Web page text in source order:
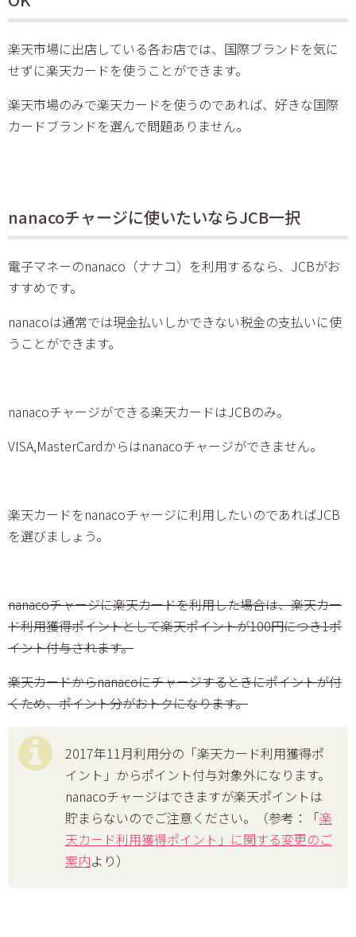
楽天市場に出店している各お店では、国際ブランドを気に
せずに楽天カードを使うことができます。
楽天市場のみで楽天カードを使うのであれば、好きな国際
カードブランドを選んで問題ありません。
nanacoチャージに使いたいならJCB一択
電子マネーのnanaco（ナナコ）を利用するなら、JCBがお
すすめです。
nanacoは通常では現金払いしかできない税金の支払いに使
うことができます。
nanacoチャージができる楽天カードはJCBのみ。
VISA,MasterCardからはnanacoチャージができません。
楽天カードをnanacoチャージに利用したいのであればJCB
を選びましょう。
nanacoチャージに楽天カードを利用した場合は、楽天カー
ド利用獲得ポイントとして楽天ポイントが100円につき1ポ
イント付与されます。
楽天カードからnanacoにチャージするときにポイントが付
くため、ポイント分がおトクになります。
2017年11月利用分の「楽天カード利用獲得ポ
イント」からポイント付与対象外になります。
nanacoチャージはできますが楽天ポイントは
貯まらないのでご注意ください。（参考：「楽
天カード利用獲得ポイント」に関する変更のご
案内より）